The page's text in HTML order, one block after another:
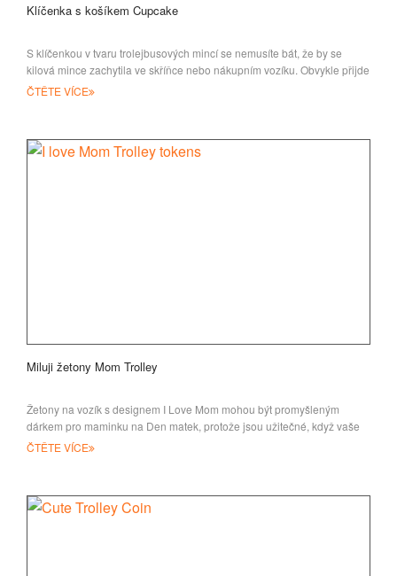
Klíčenka s košíkem Cupcake
S klíčenkou v tvaru trolejbusových mincí se nemusíte bát, že by se
kilová mince zachytila ve skříňce nebo nákupním vozíku. Obvykle přijde
ČTĚTE VÍCE
Miluji žetony Mom Trolley
Žetony na vozík s designem I Love Mom mohou být promyšleným
dárkem pro maminku na Den matek, protože jsou užitečné, když vaše
maminka
ČTĚTE VÍCE